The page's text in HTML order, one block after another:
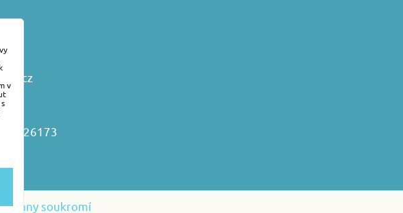
826173
soukromí
v